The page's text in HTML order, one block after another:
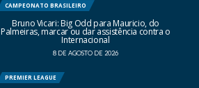
CAMPEONATO BRASILEIRO
Bruno Vicari: Big Odd para Mauricio, do
Palmeiras, marcar ou dar assistência contra o
Internacional
8 DE AGOSTO DE 2026
PREMIER LEAGUE